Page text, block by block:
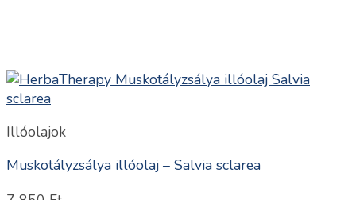
Illóolajok
Muskotályzsálya illóolaj – Salvia sclarea